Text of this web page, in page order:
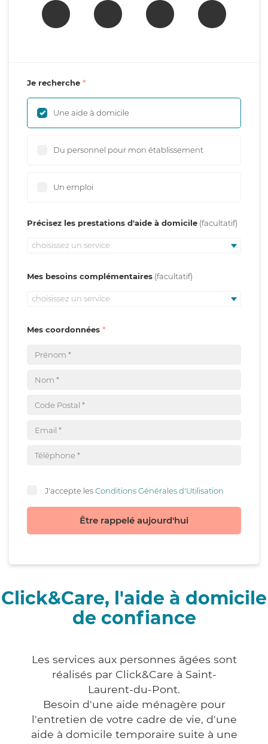
Je recherche
Une aide à domicile
Du personnel pour mon établissement
Un emploi
Précisez les prestations d'aide à domicile
choisissez un service
Mes besoins complémentaires
choisissez un service
Mes coordonnées
J'accepte lesConditions Générales d'Utilisation
Être rappelé aujourd'hui
Click&Care, l'aide à domicile
de confiance
Les services aux personnes âgées sont
réalisés par Click&Care à Saint-
Laurent-du-Pont.
Besoin d'une aide ménagère pour
l'entretien de votre cadre de vie, d'une
aide à domicile temporaire suite à une